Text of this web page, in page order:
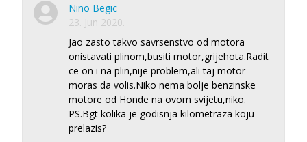
Nino Begic
23. Jun 2020.
Jao zasto takvo savrsenstvo od motora
onistavati plinom,busiti motor,grijehota.Radit
ce on i na plin,nije problem,ali taj motor
moras da volis.Niko nema bolje benzinske
motore od Honde na ovom svijetu,niko.
PS.Bgt kolika je godisnja kilometraza koju
prelazis?